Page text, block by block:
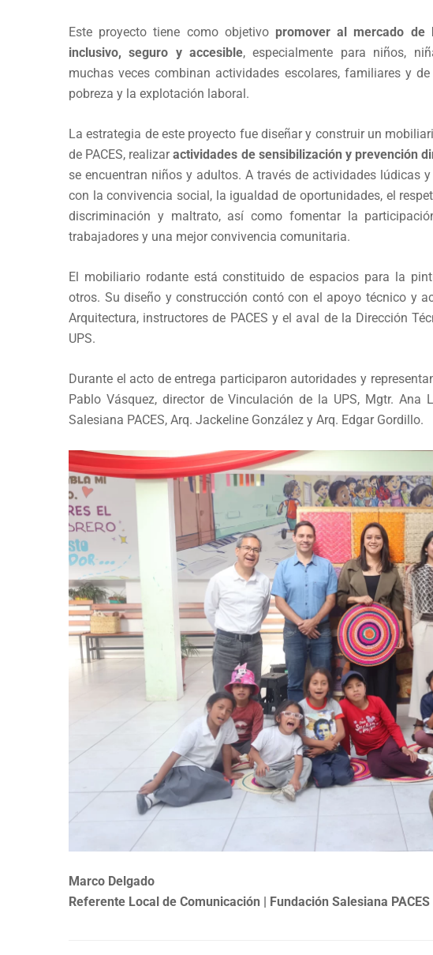
Este proyecto tiene como objetivo promover al mercado
inclusivo, seguro y accesible, especialmente para niños,
muchas veces combinan actividades escolares, familiares y
pobreza y la explotación laboral.
La estrategia de este proyecto fue diseñar y construir un
de PACES, realizaractividades de sensibilización y prevención
se encuentran niños y adultos. A través de actividades lúdicas
con la convivencia social, la igualdad de oportunidades, el
discriminación y maltrato, así como fomentar la
trabajadores y una mejor convivencia comunitaria.
El mobiliario rodante está constituido de espacios para la
otros. Su diseño y construcción contó con el apoyo técnico y
Arquitectura, instructores de PACES y el aval de la Dirección
UPS.
Durante el acto de entrega participaron autoridades y
Pablo Vásquez, director de Vinculación de la UPS, Mgtr. Ana
Salesiana PACES, Arq. Jackeline González y Arq. Edgar Gordillo.
Marco Delgado
Referente Local de Comunicación | Fundación Salesiana PACES